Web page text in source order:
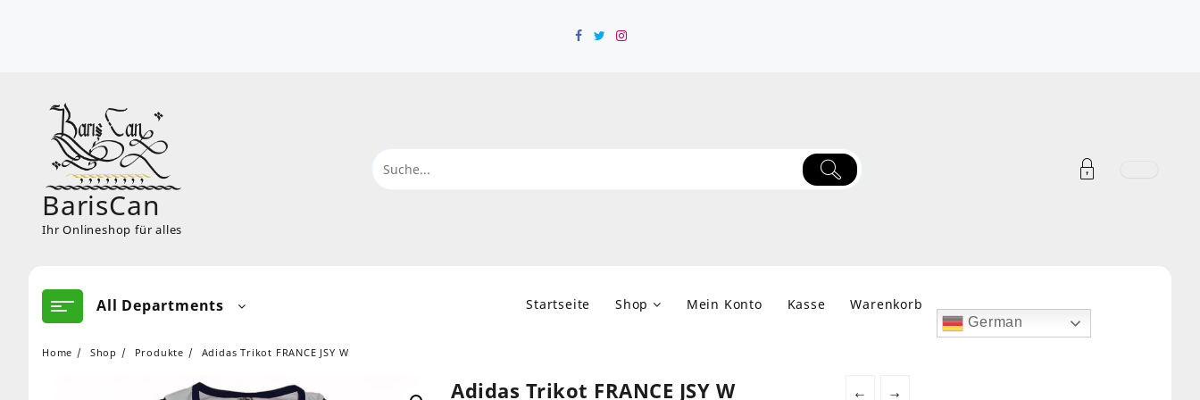
BarisCan
Ihr Onlineshop für alles
All Departments Startseite Shop Mein Konto Kasse Warenkorb
German
Home Shop Produkte Adidas Trikot FRANCE JSY W
← →
Adidas Trikot FRANCE JSY W